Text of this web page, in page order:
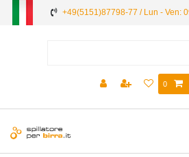
+49(5151)87798-77 / Lun - Ven:
0